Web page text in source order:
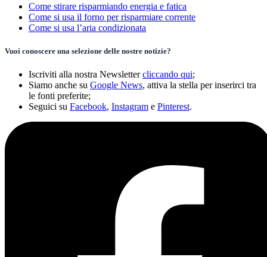
Come stirare risparmiando energia e fatica
Come si usa il forno per risparmiare corrente
Come si usa l’aria condizionata
Vuoi conoscere una selezione delle nostre notizie?
Iscriviti alla nostra Newslettercliccando qui;
Siamo anche su Google News, attiva la stella per inserirci tra
le fonti preferite;
Seguici su Facebook, Instagram e Pinterest.